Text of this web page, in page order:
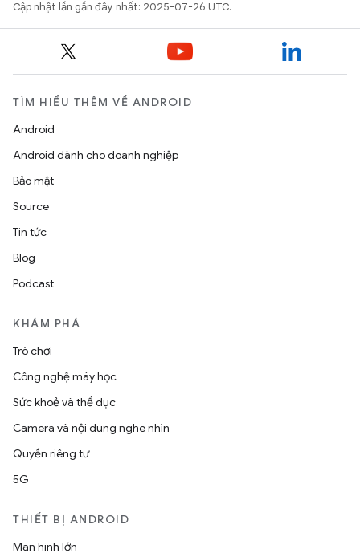
Cập nhật lần gần đây nhất: 2025-07-26 UTC.
TÌM HIỂU THÊM VỀ ANDROID
Android
Android dành cho doanh nghiệp
Bảo mật
Source
Tin tức
Blog
Podcast
KHÁM PHÁ
Trò chơi
Công nghệ máy học
Sức khoẻ và thể dục
Camera và nội dung nghe nhìn
Quyền riêng tư
5G
THIẾT BỊ ANDROID
Màn hình lớn